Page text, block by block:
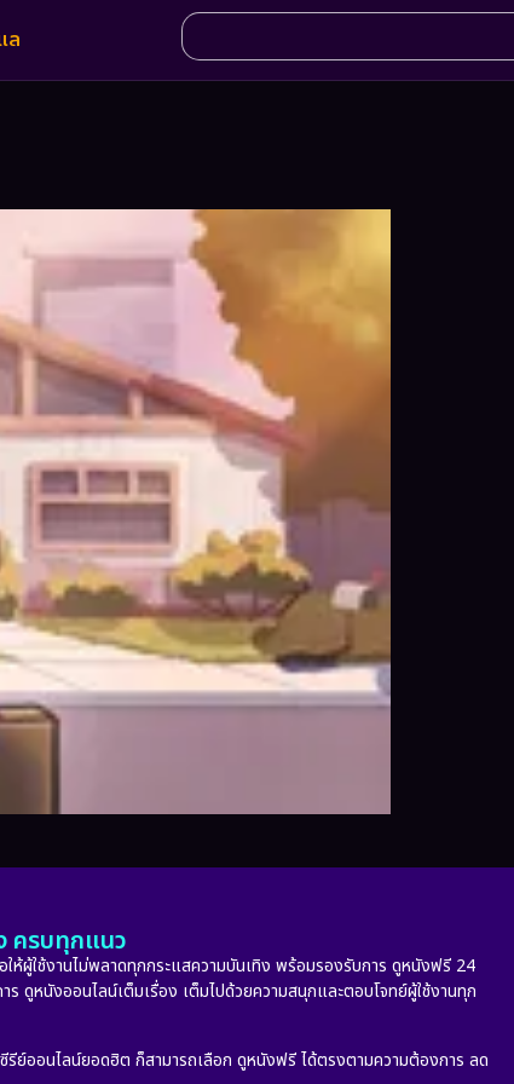
ล
ครบทุกแนว
ผู้ใช้งานไม่พลาดทุกกระแสความบันเทิง พร้อมรองรับการ ดูหนังฟรี 24
ดูหนังออนไลน์เต็มเรื่อง เต็มไปด้วยความสนุกและตอบโจทย์ผู้ใช้งานทุก
รีย์ออนไลน์ยอดฮิต ก็สามารถเลือก ดูหนังฟรี ได้ตรงตามความต้องการ ลด